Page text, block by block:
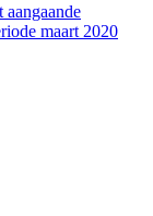
aangaande
maart 2020